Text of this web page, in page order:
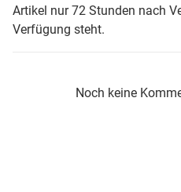
Artikel nur 72 Stunden nach
Verfügung steht.
Noch keine